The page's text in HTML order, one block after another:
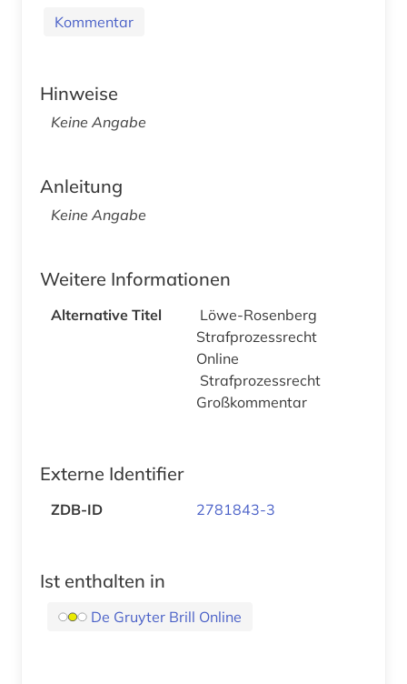
Kommentar
Hinweise
Keine Angabe
Anleitung
Keine Angabe
Weitere Informationen
Alternative Titel
Löwe-Rosenberg
Strafprozessrecht
Online
Strafprozessrecht
Großkommentar
Externe Identifier
ZDB-ID 2781843-3
Ist enthalten in
De Gruyter Brill Online